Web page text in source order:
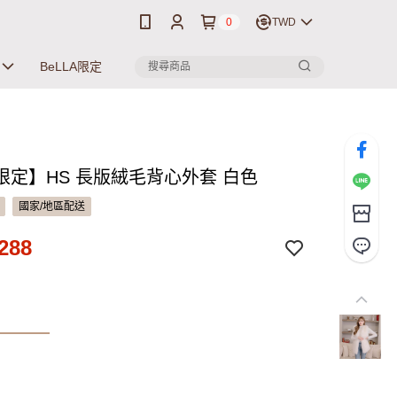
0 TWD
BeLLA限定
定】HS 長版絨毛背心外套 白色
國家/地區配送